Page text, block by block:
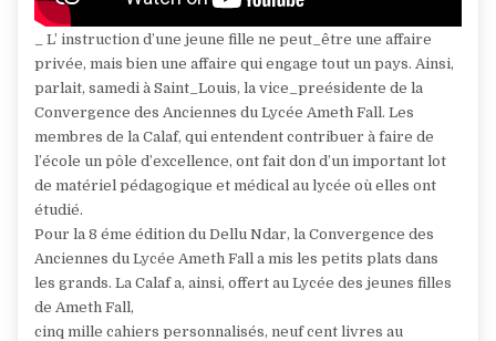
_ L’ instruction d’une jeune fille ne peut_être une affaire
privée, mais bien une affaire qui engage tout un pays. Ainsi,
parlait, samedi à Saint_Louis, la vice_preésidente de la
Convergence des Anciennes du Lycée Ameth Fall. Les
membres de la Calaf, qui entendent contribuer à faire de
l’école un pôle d’excellence, ont fait don d’un important lot
de matériel pédagogique et médical au lycée où elles ont
étudié.
Pour la 8 éme édition du Dellu Ndar, la Convergence des
Anciennes du Lycée Ameth Fall a mis les petits plats dans
les grands. La Calaf a, ainsi, offert au Lycée des jeunes filles
de Ameth Fall,
cinq mille cahiers personnalisés, neuf cent livres au